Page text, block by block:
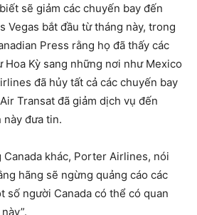
sẽ giảm các chuyến bay đến
Vegas bắt đầu từ tháng này, trong
Press rằng họ đã thấy các
Kỳ sang những nơi như Mexico
đã hủy tất cả các chuyến bay
Transat đã giảm dịch vụ đến
này đưa tin.
Canada khác, Porter Airlines, nói
hãng sẽ ngừng quảng cáo các
số người Canada có thể có quan